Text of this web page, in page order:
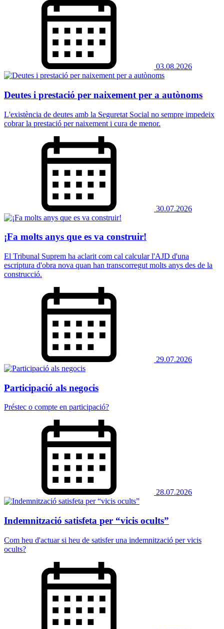
03.08.2026
Deutes i prestació per naixement per a autònoms
L'existència de deutes amb la Seguretat Social no sempre impedeix
cobrar la prestació per naixement i cura de menor.
30.07.2026
¡Fa molts anys que es va construir!
El Tribunal Suprem ha aclarit com cal calcular l'AJD d'una
escriptura d'obra nova quan han transcorregut molts anys des de la
construcció.
29.07.2026
Participació als negocis
Préstec o compte en participació?
28.07.2026
Indemnització satisfeta per “vicis ocults”
Com heu d'actuar si heu de satisfer una indemnització per vicis
ocults?